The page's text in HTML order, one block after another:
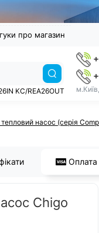
про магазин
KC/REA26OUT
насос (серія
Оплата
Chigo